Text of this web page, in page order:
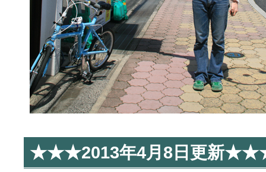
★★★2013年4月8日更新